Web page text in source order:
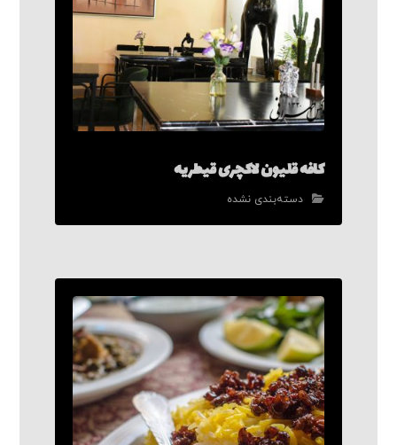
کافه قلیون لاکچری قیطریه
دسته‌بندی نشده